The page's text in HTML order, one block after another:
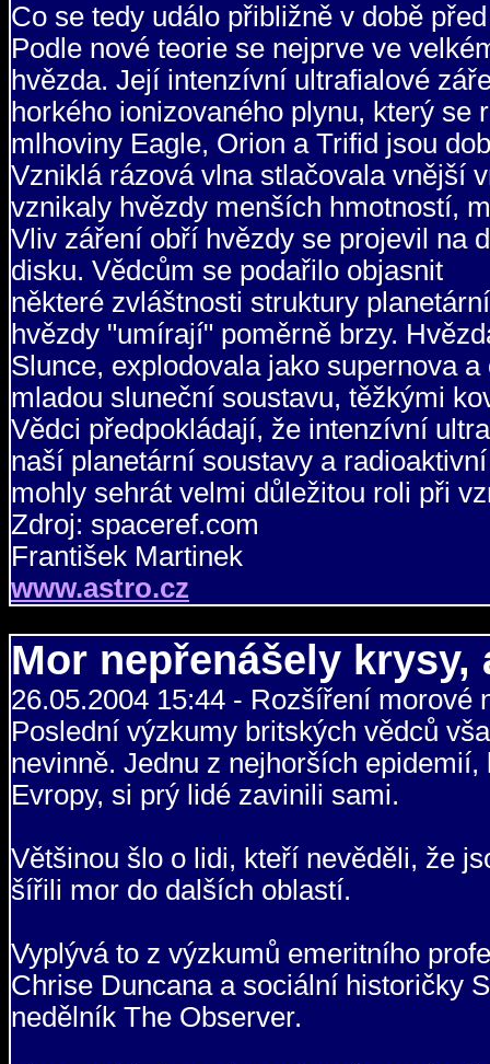
Co se tedy událo přibližně v době
Podle nové teorie se nejprve ve
hvězda. Její intenzívní ultrafialové
horkého ionizovaného plynu, který
mlhoviny Eagle, Orion a Trifid jsou
Vzniklá rázová vlna stlačovala vnější
vznikaly hvězdy menších hmotností,
Vliv záření obří hvězdy se projevil na
disku. Vědcům se podařilo objasnit
některé zvláštnosti struktury
hvězdy "umírají" poměrně brzy.
Slunce, explodovala jako supernova
mladou sluneční soustavu, těžkými
Vědci předpokládají, že intenzívní
naší planetární soustavy a
mohly sehrát velmi důležitou roli při
Zdroj: spaceref.com
František Martinek
www.astro.cz
Mor nepřenášely
26.05.2004 15:44 - Rozšíření morové
Poslední výzkumy britských vědců
nevinně. Jednu z nejhorších
Evropy, si prý lidé zavinili sami.
Většinou šlo o lidi, kteří nevěděli, že
šířili mor do dalších oblastí.
Vyplývá to z výzkumů emeritního
Chrise Duncana a sociální historičky
nedělník The Observer.